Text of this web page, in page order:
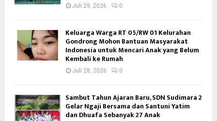
Juli 29, 2026 0
Keluarga Warga RT 05/RW 01 Kelurahan
Gondrong Mohon Bantuan Masyarakat
Indonesia untuk Mencari Anak yang Belum
Kembali ke Rumah
Juli 28, 2026 0
Sambut Tahun Ajaran Baru, SDN Sudimara 2
Gelar Ngaji Bersama dan Santuni Yatim
dan Dhuafa Sebanyak 27 Anak